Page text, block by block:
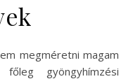
gyöngyhímzési